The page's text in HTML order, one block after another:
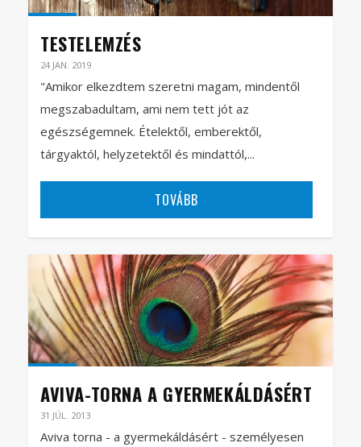
TESTELEMZÉS
24 JAN. 2019
"Amikor elkezdtem szeretni magam, mindentől
megszabadultam, ami nem tett jót az
egészségemnek. Ételektől, emberektől,
tárgyaktól, helyzetektől és mindattól,...
TOVÁBB
AVIVA-TORNA A GYERMEKÁLDÁSÉRT
31 JÚL. 2013
Aviva torna - a gyermekáldásért - személyesen